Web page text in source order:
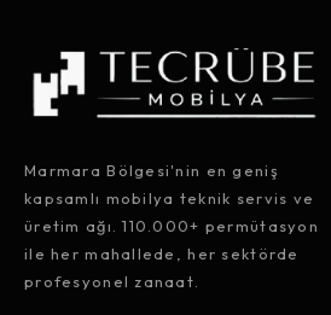
Marmara Bölgesi'nin en geniş
kapsamlı mobilya teknik servis ve
üretim ağı. 110.000+ permütasyon
ile her mahallede, her sektörde
profesyonel zanaat.